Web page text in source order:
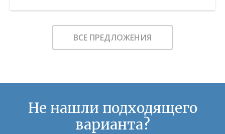
Этаж:
5/8
В ИЗБРАННОЕ
ВСЕ ПРЕДЛОЖЕНИЯ
Не нашли подходящего
варианта?